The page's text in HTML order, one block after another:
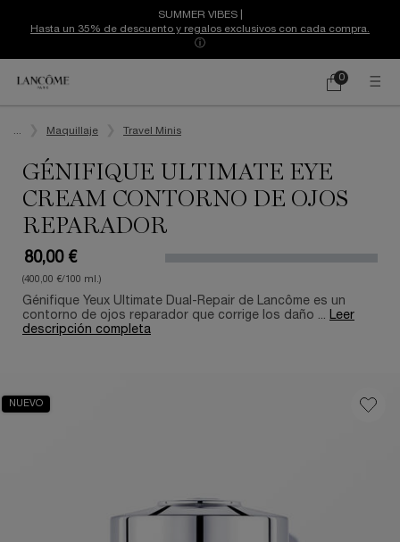
SUMMER VIBES |
Hasta un 35% de descuento y regalos exclusivos con cada compra.
ⓘ
Mi
0
0 producto
Maquillaje Travel Minis
GÉNIFIQUE ULTIMATE EYE
CREAM CONTORNO DE OJOS
REPARADOR
80,00 €
(400,00 €/100 ml.)
Génifique Yeux Ultimate Dual-Repair de Lancôme es un
contorno de ojos reparador que corrige los daño ... Leer
descripción completa
NUEVO